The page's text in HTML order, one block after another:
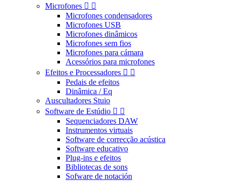
Microfones  
Microfones condensadores
Microfones USB
Microfones dinâmicos
Microfones sem fios
Microfones para cámara
Acessórios para microfones
Efeitos e Processadores  
Pedais de efeitos
Dinâmica / Eq
Auscultadores Stuio
Software de Estúdio  
Sequenciadores DAW
Instrumentos virtuais
Software de correcção acústica
Software educativo
Plug-ins e efeitos
Bibliotecas de sons
Sofware de notación